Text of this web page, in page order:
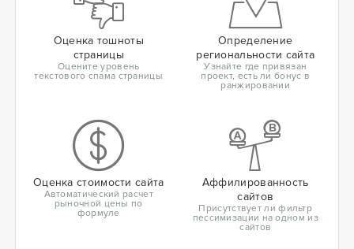
Оценка тошноты
страницы
Оцените уровень
текстового спама страницы
Определение
региональности сайта
Узнайте где привязан
проект, есть ли бонус в
ранжировании
Оценка стоимости сайта
Автоматический расчет
рыночной цены по
формуле
Аффилированность
сайтов
Присутствует ли фильтр
пессимизации на одном из
сайтов